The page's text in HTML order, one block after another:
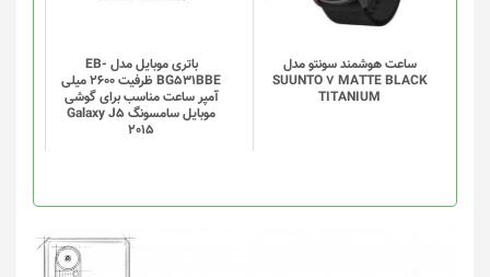
ساعت هوشمند سونتو مدل
SUUNTO 7 MATTE BLACK
TITANIUM
باتری موبایل مدل EB-
BG531BBE ظرفیت 2600 میلی
آمپر ساعت مناسب برای گوشی
موبایل سامسونگ Galaxy J5
2015